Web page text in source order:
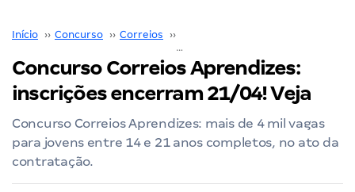
Início ›› Concurso ›› Correios ››
Concurso Correios Aprendizes:
inscrições encerram 21/04! Veja
Concurso Correios Aprendizes: mais de 4 mil vagas
para jovens entre 14 e 21 anos completos, no ato da
contratação.